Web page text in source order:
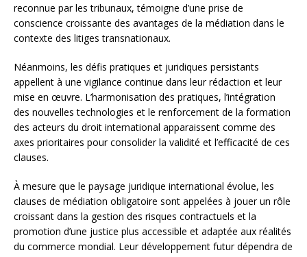
reconnue par les tribunaux, témoigne d’une prise de
conscience croissante des avantages de la médiation dans le
contexte des litiges transnationaux.
Néanmoins, les défis pratiques et juridiques persistants
appellent à une vigilance continue dans leur rédaction et leur
mise en œuvre. L’harmonisation des pratiques, l’intégration
des nouvelles technologies et le renforcement de la formation
des acteurs du droit international apparaissent comme des
axes prioritaires pour consolider la validité et l’efficacité de ces
clauses.
À mesure que le paysage juridique international évolue, les
clauses de médiation obligatoire sont appelées à jouer un rôle
croissant dans la gestion des risques contractuels et la
promotion d’une justice plus accessible et adaptée aux réalités
du commerce mondial. Leur développement futur dépendra de